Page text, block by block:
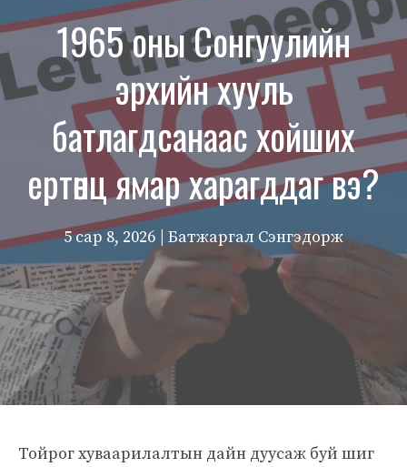
1965 оны Сонгуулийн
эрхийн хууль
батлагдсанаас хойших
ертөнц ямар харагддаг вэ?
5 сар 8, 2026 | Батжаргал Сэнгэдорж
Тойрог хуваарилалтын дайн дуусаж буй шиг